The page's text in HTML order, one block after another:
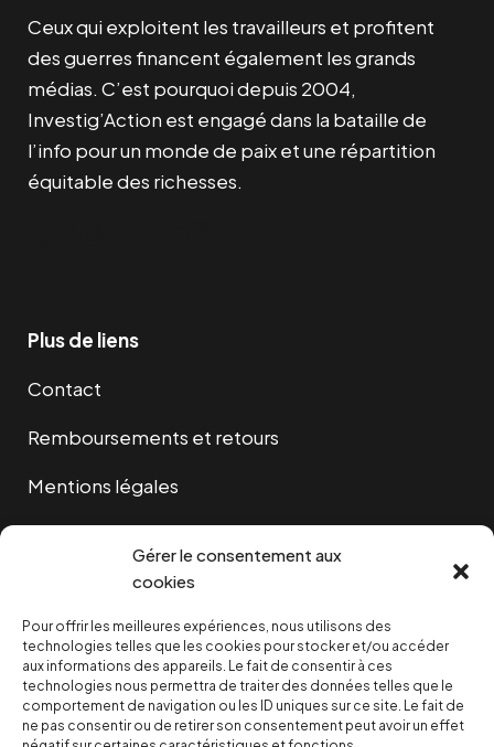
Gérer le consentement aux
cookies
Pour offrir les meilleures expériences, nous utilisons des
technologies telles que les cookies pour stocker et/ou accéder
aux informations des appareils. Le fait de consentir à ces
technologies nous permettra de traiter des données telles que le
comportement de navigation ou les ID uniques sur ce site. Le fait de
ne pas consentir ou de retirer son consentement peut avoir un effet
Ceux qui exploitent les travailleurs et profitent
des guerres financent également les grands
médias. C’est pourquoi depuis 2004,
Investig’Action est engagé dans la bataille de
l’info pour un monde de paix et une répartition
équitable des richesses.
Plus de liens
Contact
Remboursements et retours
Mentions légales
NOUS SOUTENIR
NOTRE NEWSLETTER